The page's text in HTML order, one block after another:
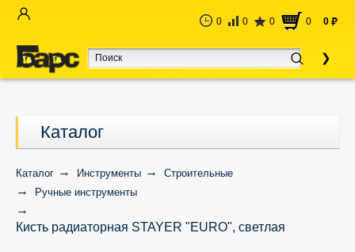
0 0 0 0 0 руб
Каталог
Каталог Инструменты
Строительные
Ручные инструменты
Кисть радиаторная STAYER "EURO", светлая